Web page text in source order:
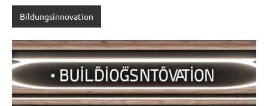
Bildungsinnovation